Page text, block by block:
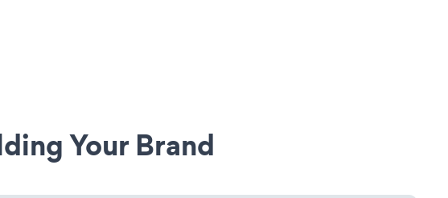
Your Brand